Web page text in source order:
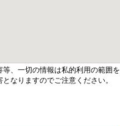
等、一切の情報は私的利用の範囲を
なりますのでご注意ください。